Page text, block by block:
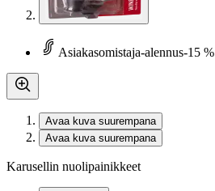
Asiakasomistaja-alennus-15 %
Avaa kuva suurempana
Avaa kuva suurempana
Karusellin nuolipainikkeet